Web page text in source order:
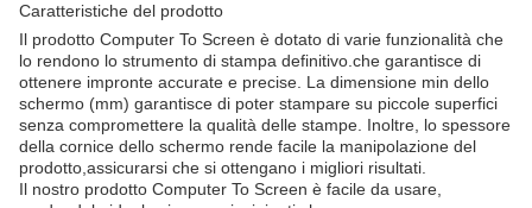
Caratteristiche del prodotto
Il prodotto Computer To Screen è dotato di varie funzionalità che
lo rendono lo strumento di stampa definitivo.che garantisce di
ottenere impronte accurate e precise. La dimensione min dello
schermo (mm) garantisce di poter stampare su piccole superfici
senza compromettere la qualità delle stampe. Inoltre, lo spessore
della cornice dello schermo rende facile la manipolazione del
prodotto,assicurarsi che si ottengano i migliori risultati.
Il nostro prodotto Computer To Screen è facile da usare,